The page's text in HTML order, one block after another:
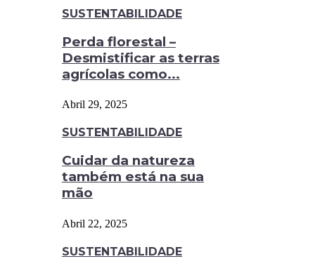
SUSTENTABILIDADE
Perda florestal –
Desmistificar as terras
agrícolas como...
Abril 29, 2025
SUSTENTABILIDADE
Cuidar da natureza
também está na sua
mão
Abril 22, 2025
SUSTENTABILIDADE